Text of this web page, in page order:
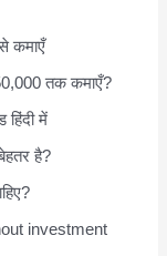
कमाएँ
तक कमाएँ?
हिंदी में
है?
investment